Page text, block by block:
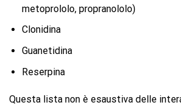
metoprololo, propranololo)
Clonidina
Guanetidina
Reserpina
Questa lista non è esaustiva delle